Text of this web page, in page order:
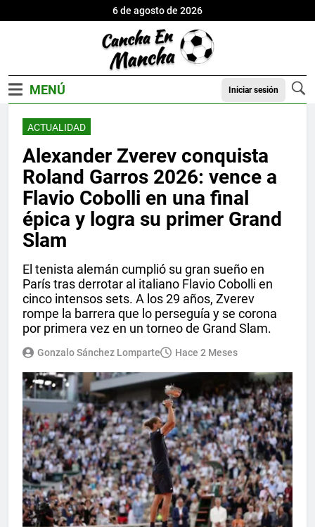
6 de agosto de 2026
Iniciar sesión
ACTUALIDAD
Alexander Zverev conquista
Roland Garros 2026: vence a
Flavio Cobolli en una final
épica y logra su primer Grand
Slam
El tenista alemán cumplió su gran sueño en
París tras derrotar al italiano Flavio Cobolli en
cinco intensos sets. A los 29 años, Zverev
rompe la barrera que lo perseguía y se corona
por primera vez en un torneo de Grand Slam.
Gonzalo Sánchez Lomparte Hace 2 Meses